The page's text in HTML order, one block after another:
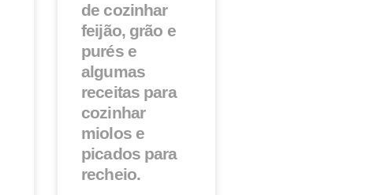
de cozinhar
feijão, grão e
purés e
algumas
receitas para
cozinhar
miolos e
picados para
recheio.